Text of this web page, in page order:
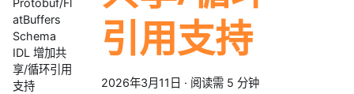
Protobuf/Fl
atBuffers
Schema
IDL 增加共
享/循环引用
支持
引用支持
2026年3月11日 · 阅读需 5 分钟